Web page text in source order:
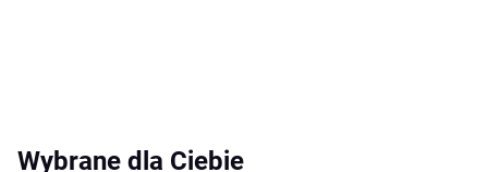
Wybrane dla Ciebie